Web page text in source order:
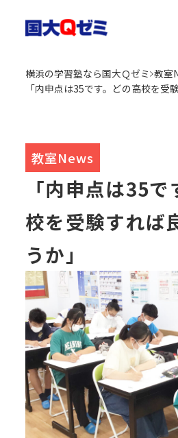
横浜の学習塾なら国大Ｑゼミ 教室
「内申点は35です。どの高校を受
教室News
「内申点は35
校を受験すれば
うか」